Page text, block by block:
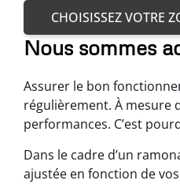
CHOISISSEZ VOTRE
Nous sommes
Assurer le bon
régulièrement. À mesure
performances. C’est
Dans le cadre d’un
ajustée en fonction de